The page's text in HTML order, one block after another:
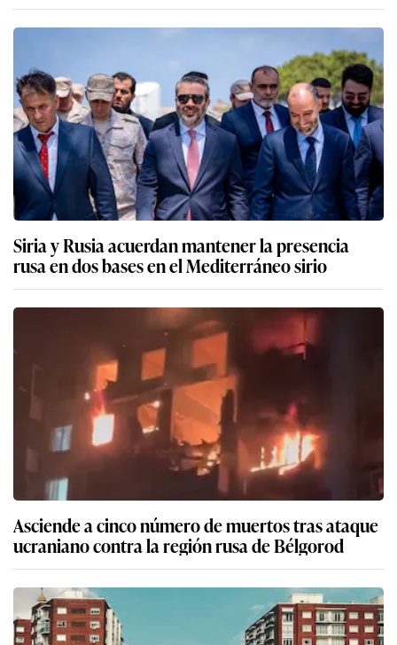
Siria y Rusia acuerdan mantener la presencia
rusa en dos bases en el Mediterráneo sirio
Asciende a cinco número de muertos tras ataque
ucraniano contra la región rusa de Bélgorod